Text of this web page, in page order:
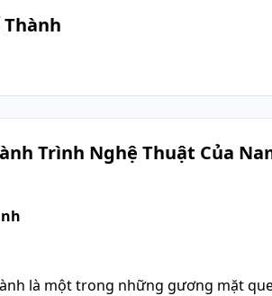
Trình Nghệ Thuật Của
là một trong những gương mặt